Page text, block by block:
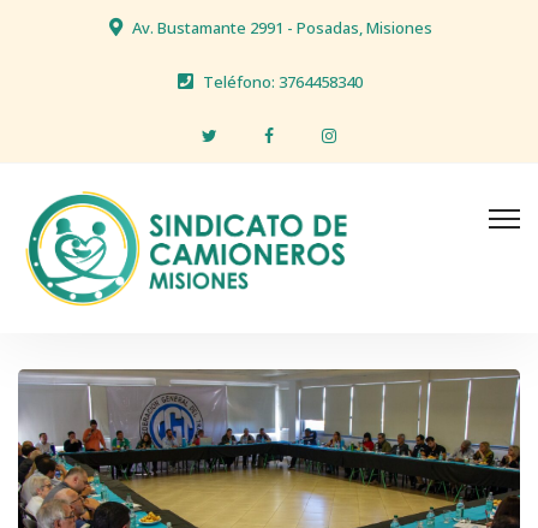
Av. Bustamante 2991 - Posadas, Misiones
Teléfono: 3764458340